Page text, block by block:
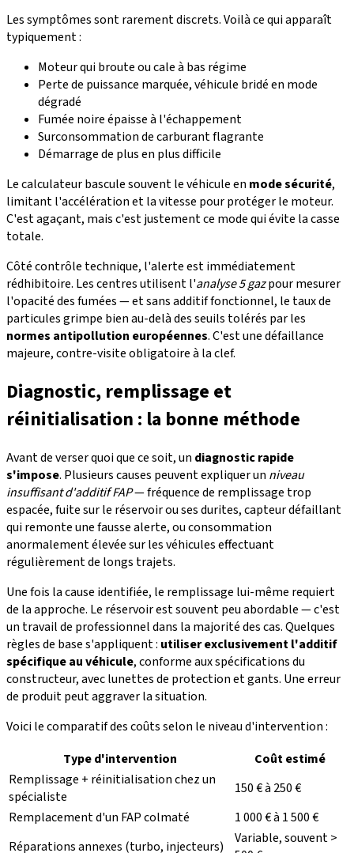
Les symptômes sont rarement discrets. Voilà ce qui apparaît
typiquement :
Moteur qui broute ou cale à bas régime
Perte de puissance marquée, véhicule bridé en mode
dégradé
Fumée noire épaisse à l'échappement
Surconsommation de carburant flagrante
Démarrage de plus en plus difficile
Le calculateur bascule souvent le véhicule en mode sécurité,
limitant l'accélération et la vitesse pour protéger le moteur.
C'est agaçant, mais c'est justement ce mode qui évite la casse
totale.
Côté contrôle technique, l'alerte est immédiatement
rédhibitoire. Les centres utilisent l'analyse 5 gazpour mesurer
l'opacité des fumées — et sans additif fonctionnel, le taux de
particules grimpe bien au-delà des seuils tolérés par les
normes antipollution européennes. C'est une défaillance
majeure, contre-visite obligatoire à la clef.
Diagnostic, remplissage et
réinitialisation : la bonne méthode
Avant de verser quoi que ce soit, un diagnostic rapide
s'impose. Plusieurs causes peuvent expliquer un niveau
insuffisant d'additif FAP— fréquence de remplissage trop
espacée, fuite sur le réservoir ou ses durites, capteur défaillant
qui remonte une fausse alerte, ou consommation
anormalement élevée sur les véhicules effectuant
régulièrement de longs trajets.
Une fois la cause identifiée, le remplissage lui-même requiert
de la approche. Le réservoir est souvent peu abordable — c'est
un travail de professionnel dans la majorité des cas. Quelques
règles de base s'appliquent : utiliser exclusivement l'additif
spécifique au véhicule, conforme aux spécifications du
constructeur, avec lunettes de protection et gants. Une erreur
de produit peut aggraver la situation.
Voici le comparatif des coûts selon le niveau d'intervention :
Type d'intervention
Coût estimé
Remplissage + réinitialisation chez un
spécialiste
150 € à 250 €
Remplacement d'un FAP colmaté
1 000 € à 1 500 €
Réparations annexes (turbo, injecteurs)
Variable, souvent >